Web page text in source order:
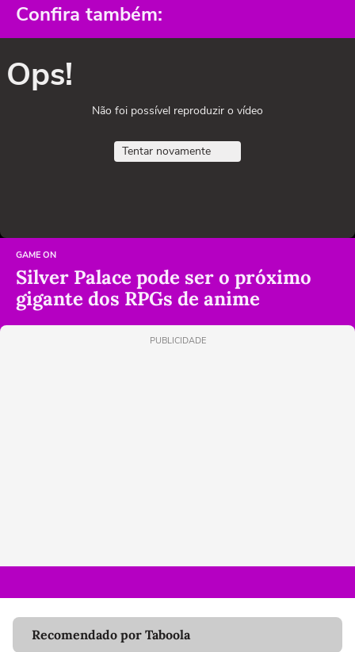
Confira também:
Ops!
Não foi possível reproduzir o vídeo
Tentar novamente
GAME ON
Silver Palace pode ser o próximo
gigante dos RPGs de anime
PUBLICIDADE
Recomendado por Taboola